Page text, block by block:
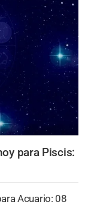
para Piscis:
Acuario: 08